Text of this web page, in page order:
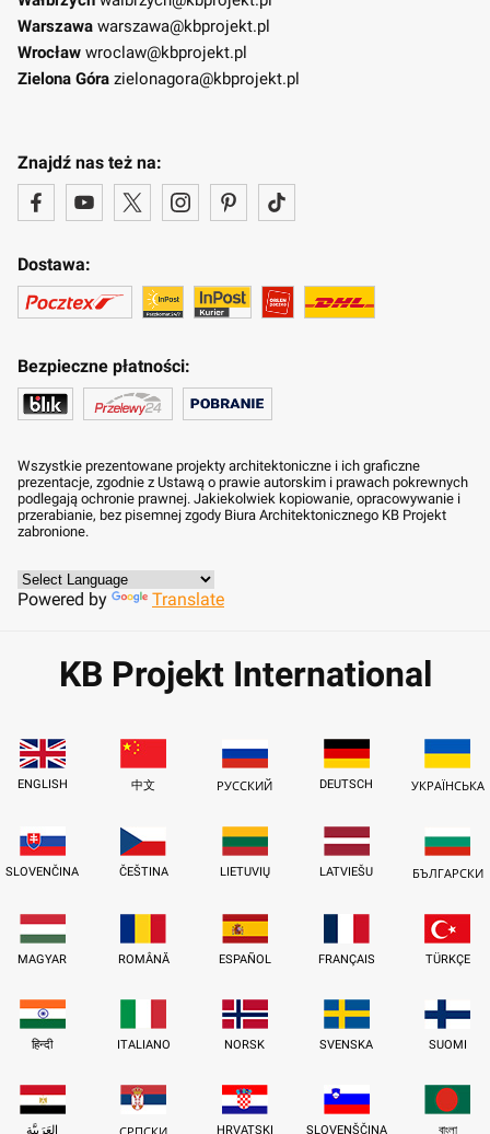
Warszawa warszawa@kbprojekt.pl
Wrocław wroclaw@kbprojekt.pl
Zielona Góra zielonagora@kbprojekt.pl
Znajdź nas też na:
Dostawa:
Bezpieczne płatności:
Wszystkie prezentowane projekty architektoniczne i ich graficzne
prezentacje, zgodnie z Ustawą o prawie autorskim i prawach pokrewnych
podlegają ochronie prawnej. Jakiekolwiek kopiowanie, opracowywanie i
przerabianie, bez pisemnej zgody Biura Architektonicznego KB Projekt
zabronione.
Powered by Translate
KB Projekt International
ENGLISH 中文 РУССКИЙ DEUTSCH УКРАЇНСЬКА
SLOVENČINA ČEŠTINA LIETUVIŲ LATVIEŠU БЪЛГАРСКИ
MAGYAR ROMÂNĂ ESPAÑOL FRANÇAIS TÜRKÇE
हिन्दी ITALIANO NORSK SVENSKA SUOMI
العَرَبِيَّة HRVATSKI SLOVENŠČINA বাংলা